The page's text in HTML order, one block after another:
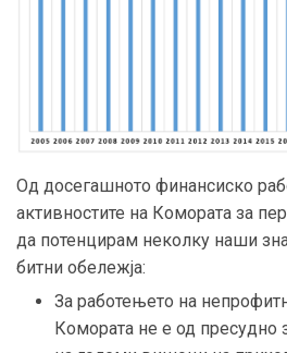
Од досегашното финансиско
активностите на Комората за
да потенцирам неколку наши
битни обележја:
За работењето на
Комората не е од пресудно